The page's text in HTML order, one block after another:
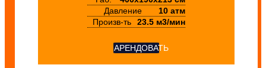
Давление
10 атм
Произв-ть
23.5 м3/мин
АРЕНДОВАТЬ